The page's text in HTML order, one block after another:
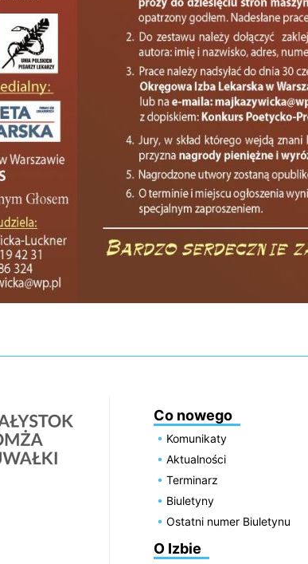
Co nowego
Komunikaty
Aktualności
Terminarz
Biuletyny
Ostatni numer Biuletynu
O Izbie